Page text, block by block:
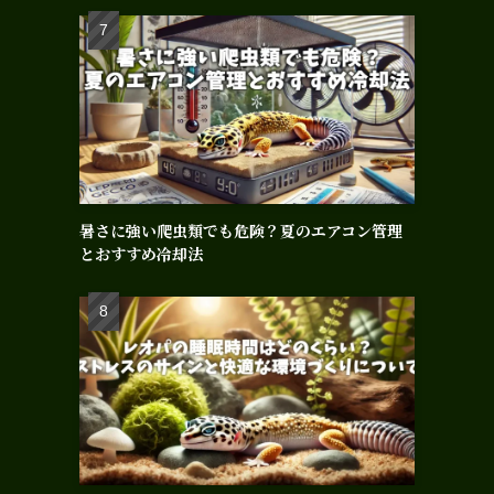
暑さに強い爬虫類でも危険？夏のエアコン管理
とおすすめ冷却法